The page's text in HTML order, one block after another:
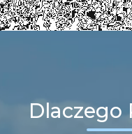
Dlaczego